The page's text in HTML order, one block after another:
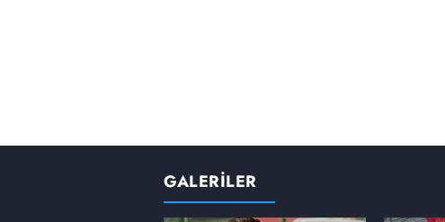
GALERİLER